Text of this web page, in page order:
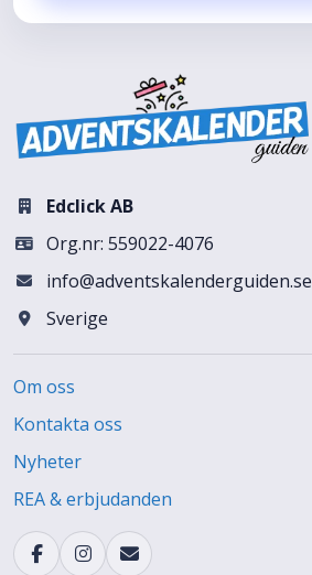
Edclick AB
Org.nr: 559022-4076
info@adventskalenderguiden.se
Sverige
Om oss
Kontakta oss
Nyheter
REA & erbjudanden